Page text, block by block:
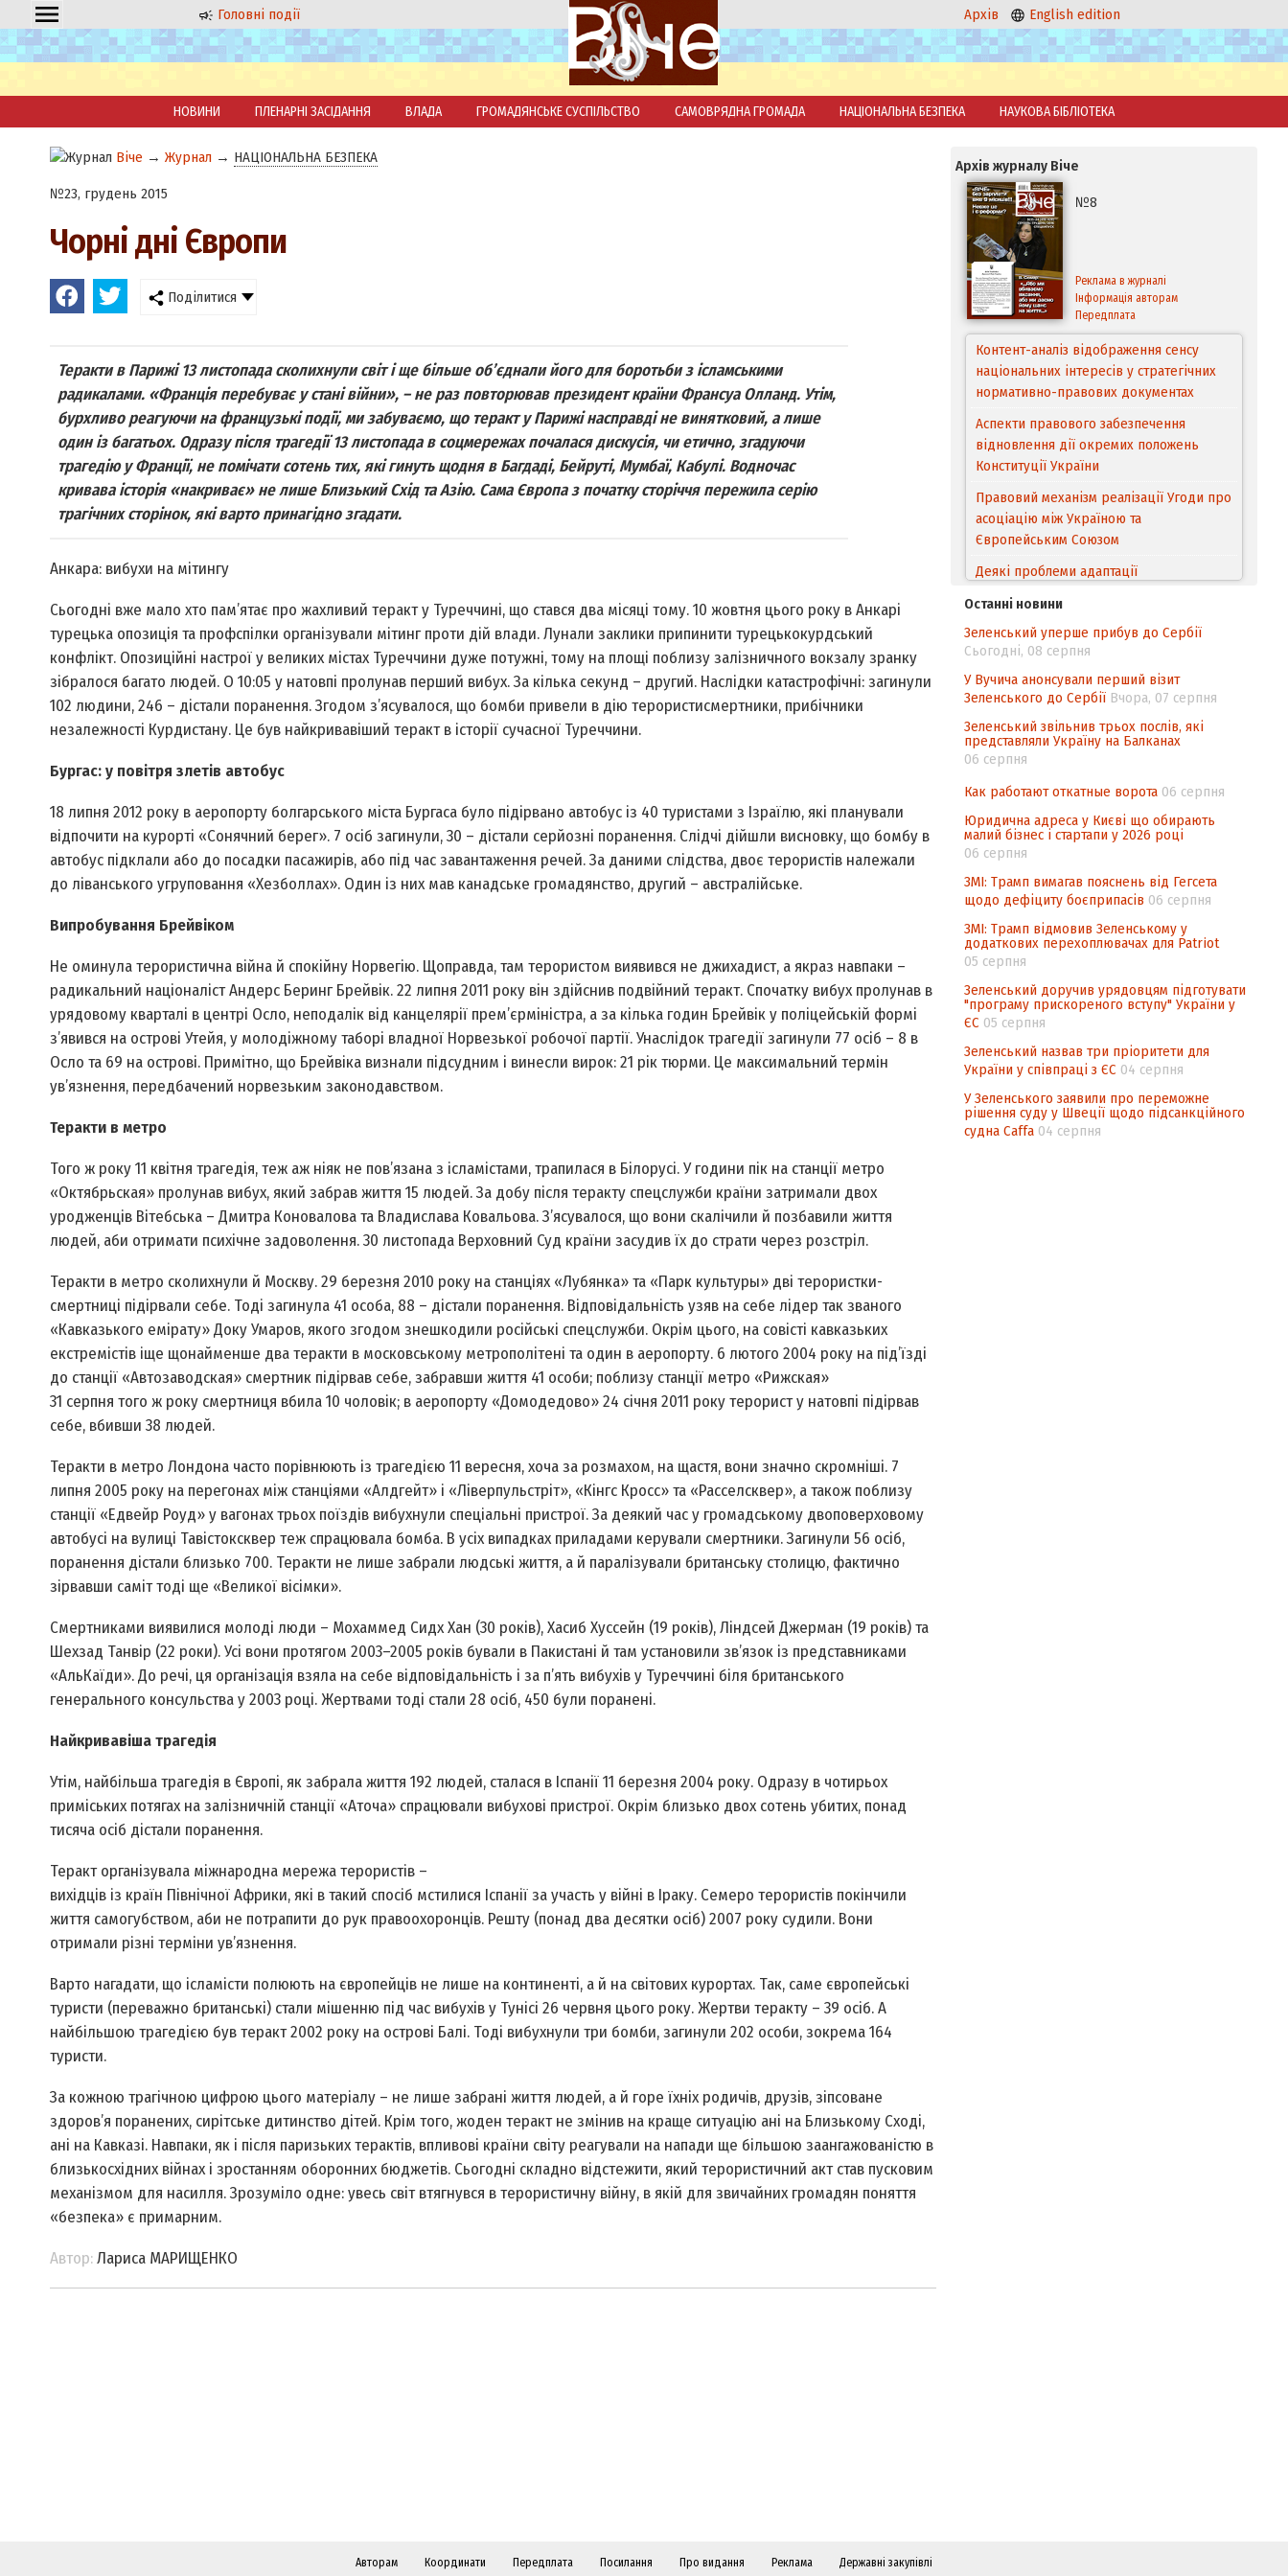
Головні події Архів English edition
НОВИНИ ПЛЕНАРНІ ЗАСІДАННЯ ВЛАДА ГРОМАДЯНСЬКЕ СУСПІЛЬСТВО САМОВРЯДНА ГРОМАДА НАЦІОНАЛЬНА БЕЗПЕКА НАУКОВА БІБЛІОТЕКА
Віче → Журнал → НАЦІОНАЛЬНА БЕЗПЕКА
№23, грудень 2015
Чорні дні Європи
Поділитися
Теракти в Парижі 13 листопада сколихнули світ і ще більше об’єднали його для боротьби з ісламськими
радикалами. «Франція перебуває у стані війни», – не раз повторював президент країни Франсуа Олланд. Утім,
бурхливо реагуючи на французькі події, ми забуваємо, що теракт у Парижі насправді не винятковий, а лише
один із багатьох. Одразу після трагедії 13 листопада в соцмережах почалася дискусія, чи етично, згадуючи
трагедію у Франції, не помічати сотень тих, які гинуть щодня в Багдаді, Бейруті, Мумбаї, Кабулі. Водночас
кривава історія «накриває» не лише Близький Схід та Азію. Сама Європа з початку сторіччя пережила серію
трагічних сторінок, які варто принагідно згадати.
Анкара: вибухи на мітингу
Сьогодні вже мало хто пам’ятає про жахливий теракт у Туреччині, що стався два місяці тому. 10 жовтня цього року в Анкарі
турецька опозиція та профспілки організували мітинг проти дій влади. Лунали заклики припинити турецько­курдський
конфлікт. Опозиційні настрої у великих містах Туреччини дуже потужні, тому на площі поблизу залізничного вокзалу зранку
зібралося багато людей. О 10:05 у натовпі пролунав перший вибух. За кілька секунд – другий. Наслідки катастрофічні: загинули
102 людини, 246 – дістали поранення. Згодом з’ясувалося, що бомби привели в дію терористи­смертники, прибічники
незалежності Курдистану. Це був найкривавіший теракт в історії сучасної Туреччини.
Бургас: у повітря злетів автобус
18 липня 2012 року в аеропорту болгарського міста Бургаса було підірвано автобус із 40 туристами з Ізраїлю, які планували
відпочити на курорті «Сонячний берег». 7 осіб загинули, 30 – дістали серйозні поранення. Слідчі дійшли висновку, що бомбу в
автобус підклали або до посадки пасажирів, або під час завантаження речей. За даними слідства, двоє терористів належали
до ліванського угруповання «Хезболлах». Один із них мав канадське громадянство, другий – австралійське.
Випробування Брейвіком
Не оминула терористична війна й спокійну Норвегію. Щоправда, там терористом виявився не джихадист, а якраз навпаки –
радикальний націоналіст Андерс Беринг Брейвік. 22 липня 2011 року він здійснив подвійний теракт. Спочатку вибух пролунав в
урядовому кварталі в центрі Осло, неподалік від канцелярії прем’єр­міністра, а за кілька годин Брейвік у поліцейській формі
з’явився на острові Утейя, у молодіжному таборі владної Норвезької робочої партії. Унаслідок трагедії загинули 77 осіб – 8 в
Осло та 69 на острові. Примітно, що Брейвіка визнали підсудним і винесли вирок: 21 рік тюрми. Це максимальний термін
ув’язнення, передбачений норвезьким законодавством.
Теракти в метро
Того ж року 11 квітня трагедія, теж аж ніяк не пов’язана з ісламістами, трапилася в Білорусі. У години пік на станції метро
«Октябрьская» пролунав вибух, який забрав життя 15 людей. За добу після теракту спецслужби країни затримали двох
уродженців Вітебська – Дмитра Коновалова та Владислава Ковальова. З’ясувалося, що вони скалічили й позбавили життя
людей, аби отримати психічне задоволення. 30 листопада Верховний Суд країни засудив їх до страти через розстріл.
Теракти в метро сколихнули й Москву. 29 березня 2010 року на станціях «Лубянка» та «Парк культуры» дві терористки­
смертниці підірвали себе. Тоді загинула 41 особа, 88 – дістали поранення. Відповідальність узяв на себе лідер так званого
«Кавказького емірату» Доку Умаров, якого згодом знешкодили російські спецслужби. Окрім цього, на совісті кавказьких
екстремістів іще щонайменше два теракти в московському метрополітені та один в аеропорту. 6 лютого 2004 року на під’їзді
до станції «Автозаводская» смертник підірвав себе, забравши життя 41 особи; поблизу станції метро «Рижская»
31 серпня того ж року смертниця вбила 10 чоловік; в аеропорту «Домодедово» 24 січня 2011 року терорист у натовпі підірвав
себе, вбивши 38 людей.
Теракти в метро Лондона часто порівнюють із трагедією 11 вересня, хоча за розмахом, на щастя, вони значно скромніші. 7
липня 2005 року на перегонах між станціями «Алдгейт» і «Ліверпуль­стріт», «Кінгс Кросс» та «Рассел­сквер», а також поблизу
станції «Едвейр Роуд» у вагонах трьох поїздів вибухнули спеціальні пристрої. За деякий час у громадському двоповерховому
автобусі на вулиці Тавісток­сквер теж спрацювала бомба. В усіх випадках приладами керували смертники. Загинули 56 осіб,
поранення дістали близько 700. Теракти не лише забрали людські життя, а й паралізували британську столицю, фактично
зірвавши саміт тоді ще «Великої вісімки».
Смертниками виявилися молоді люди – Мохаммед Сидх Хан (30 років), Хасиб Хуссейн (19 років), Ліндсей Джерман (19 років) та
Шехзад Танвір (22 роки). Усі вони протягом 2003–2005 років бували в Пакистані й там установили зв’язок із представниками
«Аль­Каїди». До речі, ця організація взяла на себе відповідальність і за п’ять вибухів у Туреччині біля британського
генерального консульства у 2003 році. Жертвами тоді стали 28 осіб, 450 були поранені.
Найкривавіша трагедія
Утім, найбільша трагедія в Європі, як забрала життя 192 людей, сталася в Іспанії 11 березня 2004 року. Одразу в чотирьох
приміських потягах на залізничній станції «Аточа» спрацювали вибухові пристрої. Окрім близько двох сотень убитих, понад
тисяча осіб дістали поранення.
Теракт організувала міжнародна мережа терористів –
вихідців із країн Північної Африки, які в такий спосіб мстилися Іспанії за участь у війні в Іраку. Семеро терористів покінчили
життя самогубством, аби не потрапити до рук правоохоронців. Решту (понад два десятки осіб) 2007 року судили. Вони
отримали різні терміни ув’язнення.
Варто нагадати, що ісламісти полюють на європейців не лише на континенті, а й на світових курортах. Так, саме європейські
туристи (переважно британські) стали мішенню під час вибухів у Тунісі 26 червня цього року. Жертви теракту – 39 осіб. А
найбільшою трагедією був теракт 2002 року на острові Балі. Тоді вибухнули три бомби, загинули 202 особи, зокрема 164
туристи.
За кожною трагічною цифрою цього матеріалу – не лише забрані життя людей, а й горе їхніх родичів, друзів, зіпсоване
здоров’я поранених, сирітське дитинство дітей. Крім того, жоден теракт не змінив на краще ситуацію ані на Близькому Сході,
ані на Кавказі. Навпаки, як і після паризьких терактів, впливові країни світу реагували на напади ще більшою заангажованістю в
близькосхідних війнах і зростанням оборонних бюджетів. Сьогодні складно відстежити, який терористичний акт став пусковим
механізмом для насилля. Зрозуміло одне: увесь світ втягнувся в терористичну війну, в якій для звичайних громадян поняття
«безпека» є примарним.
Автор:Лариса МАРИЩЕНКО
Архів журналу Віче
№8
Реклама в журналі
Інформація авторам
Передплата
Контент-аналіз відображення сенсу
національних інтересів у стратегічних
нормативно-правових документах
Аспекти правового забезпечення
відновлення дії окремих положень
Конституції України
Правовий механізм реалізації Угоди про
асоціацію між Україною та
Європейським Cоюзом
Деякі проблеми адаптації
походження товарів відповідно до
Угоди про торговельні аспекти прав
інтелектуальної власності (TRIPS) у
контексті євроінтеграції
Аналіз виборчого законодавства щодо
невизначеності механізму повторного
підрахунку голосів виборців
Інформаційна безпека суспільства
Останні новини
Зеленський уперше прибув до Сербії
Сьогодні, 08 серпня
У Вучича анонсували перший візит
Зеленського до Сербії Вчора, 07 серпня
Зеленський звільнив трьох послів, які
представляли Україну на Балканах
06 серпня
Как работают откатные ворота 06 серпня
Юридична адреса у Києві що обирають
малий бізнес і стартапи у 2026 році
06 серпня
ЗМІ: Трамп вимагав пояснень від Гегсета
щодо дефіциту боєприпасів 06 серпня
ЗМІ: Трамп відмовив Зеленському у
додаткових перехоплювачах для Patriot
05 серпня
Зеленський доручив урядовцям підготувати
"програму прискореного вступу" України у
ЄС 05 серпня
Зеленський назвав три пріоритети для
України у співпраці з ЄС 04 серпня
У Зеленського заявили про переможне
рішення суду у Швеції щодо підсанкційного
судна Caffa 04 серпня
Авторам Координати Передплата Посилання Про видання Реклама Державні закупівлі